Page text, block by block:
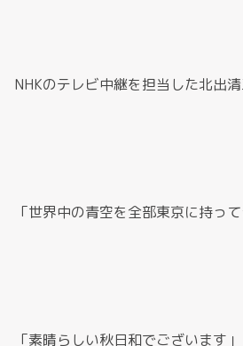
NHKのテレビ中継を担当した北出
「世界中の青空を全部東京に持っ
「素晴らしい秋日和でございます